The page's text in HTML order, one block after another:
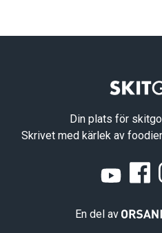
Din plats för
Skrivet med kärlek av
En del av